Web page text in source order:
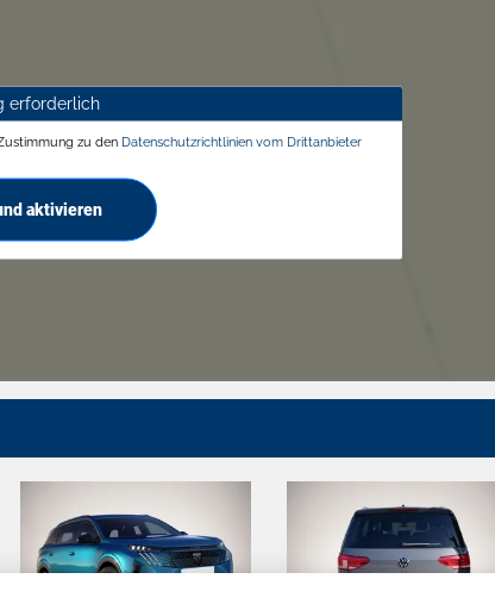
erforderlich
zu den Datenschutzrichtlinien vom Drittanbieter
aktivieren